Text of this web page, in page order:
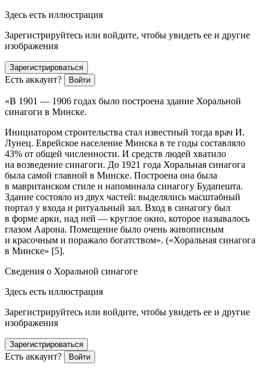
Здесь есть иллюстрация
Зарегистрируйтесь или войдите, чтобы увидеть ее и другие
изображения
Зарегистрироваться
Есть аккаунт? Войти
«В 1901 — 1906 годах было построена здание Хоральной
синагоги в Минске.
Инициатором строительства стал известный тогда врач И.
Лунец. Еврейское население Минска в те годы составляло
43% от общей численности. И средств людей хватило
на возведение синагоги. До 1921 года Хоральная синагога
была самой главной в Минске. Построена она была
в мавританском стиле и напоминала синагогу Будапешта.
Здание состояло из двух частей: выделялись масштабный
портал у входа и ритуальный зал. Вход в синагогу был
в форме арки, над ней — круглое окно, которое называлось
глазом Аарона. Помещение было очень живописным
и красочным и поражало богатством». («Хоральная синагога
в Минске» [5].
Сведения о Хоральной синагоге
Здесь есть иллюстрация
Зарегистрируйтесь или войдите, чтобы увидеть ее и другие
изображения
Зарегистрироваться
Есть аккаунт? Войти